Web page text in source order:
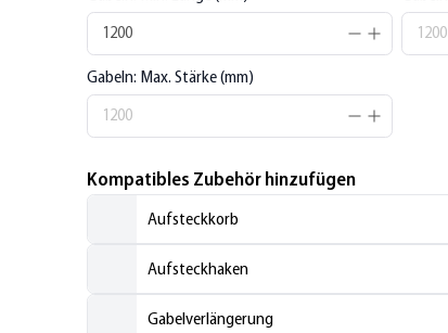
1200
Gabeln: Max. Stärke (mm)
1200
Kompatibles Zubehör hinzufügen
Aufsteckkorb
Aufsteckhaken
Gabelverlängerung